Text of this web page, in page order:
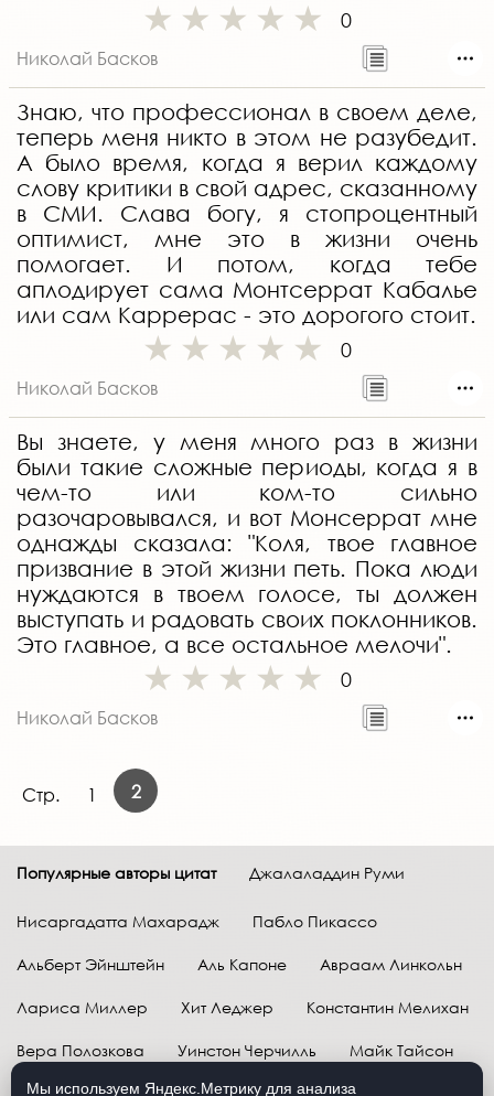
0
Николай Басков
Знаю, что профессионал в своем деле,
теперь меня никто в этом не разубедит.
А было время, когда я верил каждому
слову критики в свой адрес, сказанному
в СМИ. Слава богу, я стопроцентный
оптимист, мне это в жизни очень
помогает. И потом, когда тебе
аплодирует сама Монтсеррат Кабалье
или сам Каррерас - это дорогого стоит.
0
Николай Басков
Вы знаете, у меня много раз в жизни
были такие сложные периоды, когда я в
чем-то или ком-то сильно
разочаровывался, и вот Монсеррат мне
однажды сказала: "Коля, твое главное
призвание в этой жизни петь. Пока люди
нуждаются в твоем голосе, ты должен
выступать и радовать своих поклонников.
Это главное, а все остальное мелочи".
0
Николай Басков
Стр. 1 2
Популярные авторы цитат Джалаладдин Руми
Нисаргадатта Махарадж Пабло Пикассо
Альберт Эйнштейн Аль Капоне Авраам Линкольн
Лариса Миллер Хит Леджер Константин Мелихан
Вера Полозкова Уинстон Черчилль Майк Тайсон
Мы используем Яндекс.Метрику для анализа